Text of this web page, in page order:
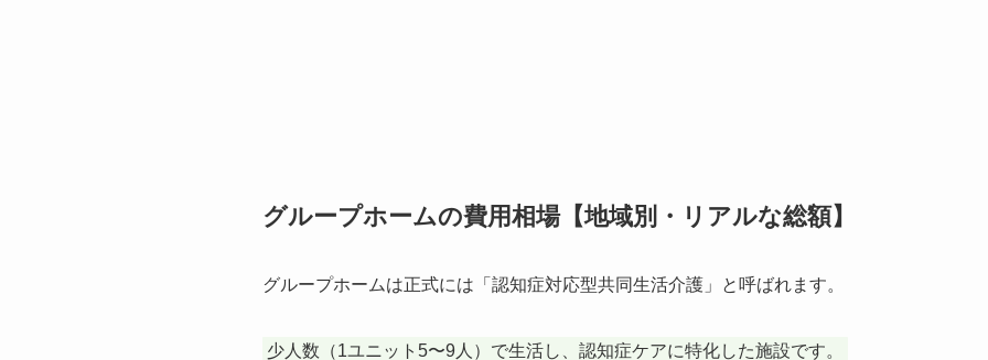
グループホームの費用相場【地域別・リアルな総額】
グループホームは正式には「認知症対応型共同生活介護」と呼ばれます。
少人数（1ユニット5〜9人）で生活し、認知症ケアに特化した施設です。